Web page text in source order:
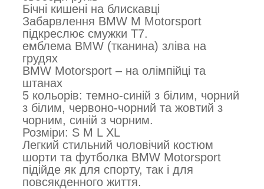
Бічні кишені на блискавці
Забарвлення BMW M Motorsport
підкреслює смужки T7.
емблема BMW (тканина) зліва на
грудях
BMW Motorsport – на олімпійці та
штанах
5 кольорів: темно-синій з білим, чорний
з білим, червоно-чорний та жовтий з
чорним, синій з чорним.
Розміри: S M L XL
Легкий стильний чоловічий костюм
шорти та футболка BMW Motorsport
підійде як для спорту, так і для
повсякденного життя.